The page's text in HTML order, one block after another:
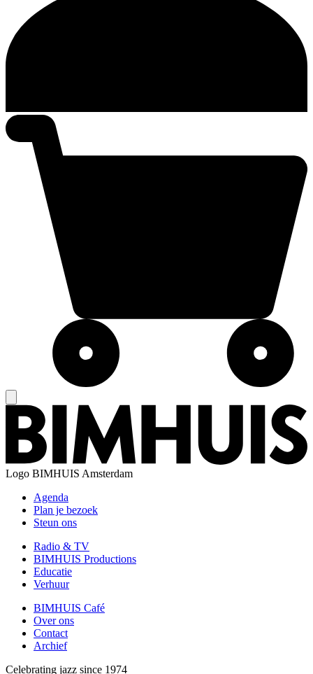
Logo BIMHUIS Amsterdam
Agenda
Plan je bezoek
Steun ons
Radio & TV
BIMHUIS Productions
Educatie
Verhuur
BIMHUIS Café
Over ons
Contact
Archief
Celebrating jazz since 1974